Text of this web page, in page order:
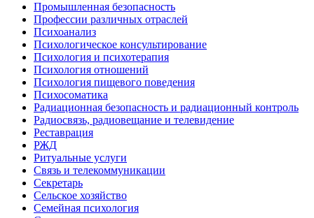
Промышленная безопасность
Профессии различных отраслей
Психоанализ
Психологическое консультирование
Психология и психотерапия
Психология отношений
Психология пищевого поведения
Психосоматика
Радиационная безопасность и радиационный контроль
Радиосвязь, радиовещание и телевидение
Реставрация
РЖД
Ритуальные услуги
Связь и телекоммуникации
Секретарь
Сельское хозяйство
Семейная психология